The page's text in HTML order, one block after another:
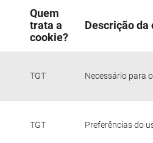
Quem
trata a
cookie?
Descrição da
TGT Necessário para
TGT Preferências do